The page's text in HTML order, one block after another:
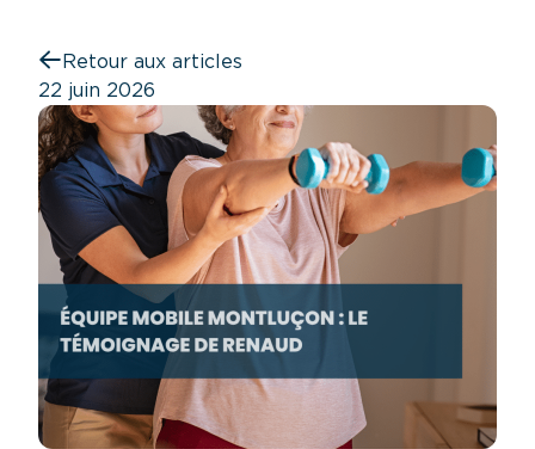
Retour aux articles
22 juin 2026